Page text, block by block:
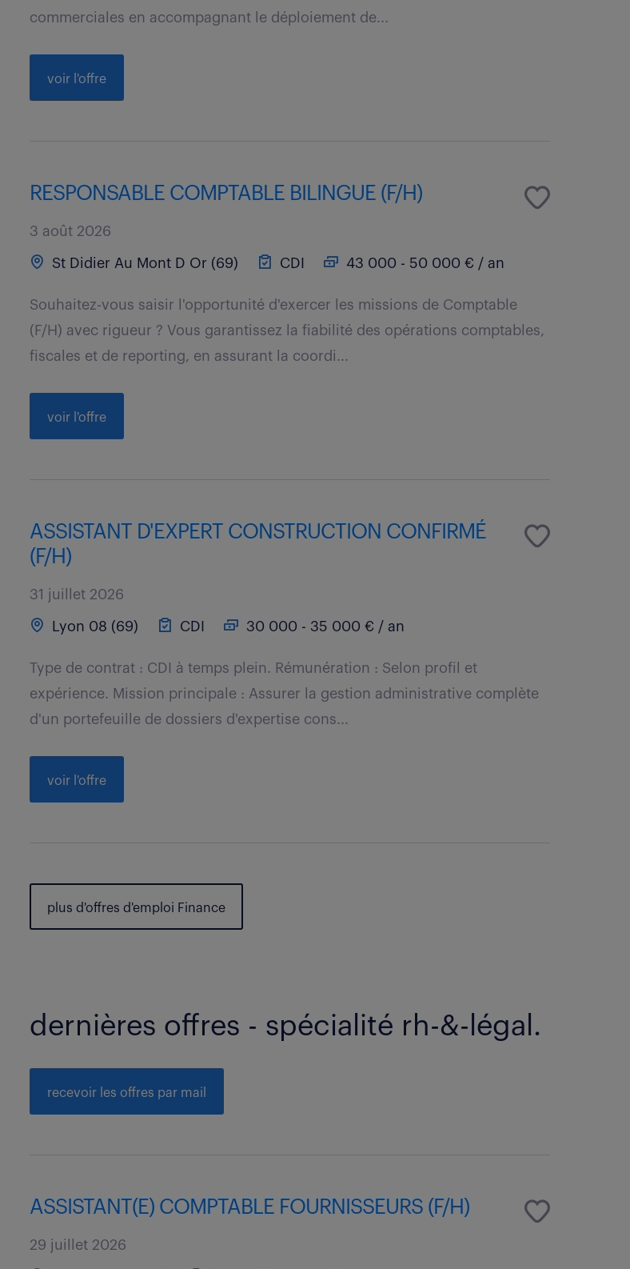
commerciales en accompagnant le déploiement de...
voir l'offre
RESPONSABLE COMPTABLE BILINGUE (F/H)
3 août 2026
St Didier Au Mont D Or (69) CDI 43 000 - 50 000 € / an
Souhaitez-vous saisir l'opportunité d'exercer les missions de Comptable
(F/H) avec rigueur ? Vous garantissez la fiabilité des opérations comptables,
fiscales et de reporting, en assurant la coordi...
voir l'offre
ASSISTANT D'EXPERT CONSTRUCTION CONFIRMÉ
(F/H)
31 juillet 2026
Lyon 08 (69) CDI 30 000 - 35 000 € / an
Type de contrat : CDI à temps plein. Rémunération : Selon profil et
expérience. Mission principale : Assurer la gestion administrative complète
d'un portefeuille de dossiers d'expertise cons...
voir l'offre
plus d'offres d'emploi Finance
dernières offres - spécialité rh-&-légal.
recevoir les offres par mail
ASSISTANT(E) COMPTABLE FOURNISSEURS (F/H)
29 juillet 2026